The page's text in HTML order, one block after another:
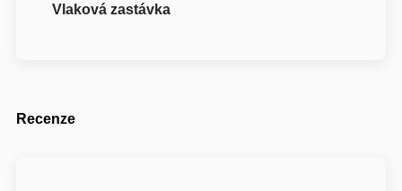
Vlaková zastávka
Recenze